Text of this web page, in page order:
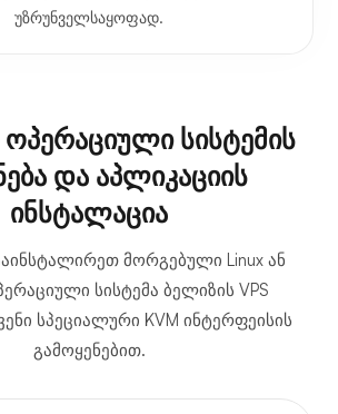
უზრუნველსაყოფად.
ოპერაციული სისტემის
და აპლიკაციის
ინსტალაცია
მორგებული Linux ან
სისტემა ბელიზის VPS
სპეციალური KVM ინტერფეისის
გამოყენებით.